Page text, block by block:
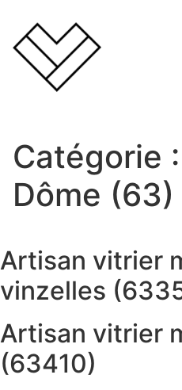
Catégorie :
Dôme (63)
Artisan vitrier
vinzelles
Artisan vitrier
(63410)